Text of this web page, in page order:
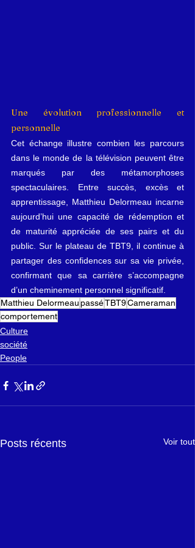
Une évolution professionnelle et
personnelle
Cet échange illustre combien les parcours
dans le monde de la télévision peuvent être
marqués par des métamorphoses
spectaculaires. Entre succès, excès et
apprentissage, Matthieu Delormeau incarne
aujourd’hui une capacité de rédemption et
de maturité appréciée de ses pairs et du
public. Sur le plateau de TBT9, il continue à
partager des confidences sur sa vie privée,
confirmant que sa carrière s’accompagne
d’un cheminement personnel significatif.
Matthieu DelormeaupasséTBT9Cameraman
comportement
Culture
société
People
Posts récents Voir tout